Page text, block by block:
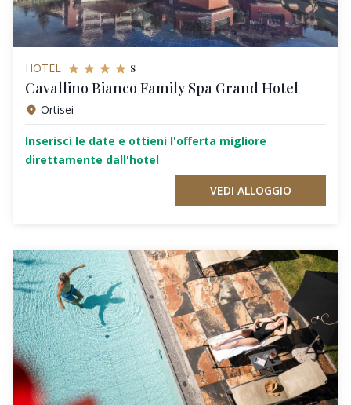
HOTEL s
Cavallino Bianco Family Spa Grand Hotel
Ortisei
Inserisci le date e ottieni l'offerta migliore
direttamente dall'hotel
VEDI ALLOGGIO